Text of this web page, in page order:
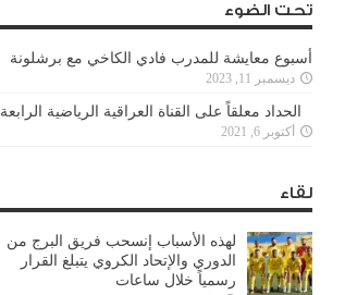
تحت الضوء
أسبوع معايشة للمدرب فادي الكاخي مع برشلونة
ديسمبر 11, 2023
الحداد معلقاً على القناة العراقية الرياضية الرابعة
أكتوبر 6, 2021
لقاء
لهذه الأسباب إنسحب فريق البرج من
الدوري والإتحاد الكروي يتبلغ القرار
رسمياً خلال ساعات